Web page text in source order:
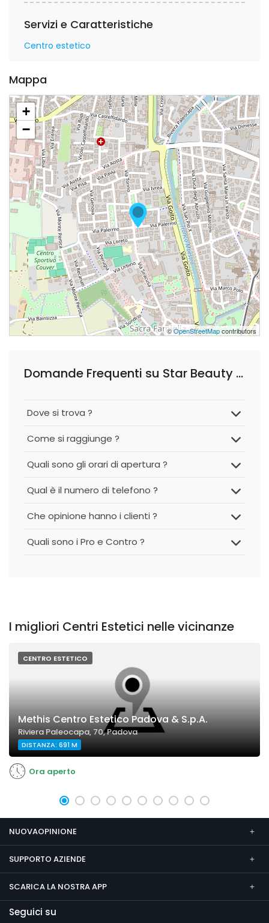
Servizi e Caratteristiche
Centro estetico
Mappa
+
−
©OpenStreetMapcontributors
Domande Frequenti su Star Beauty Center
Dove si trova ?
Come si raggiunge ?
Quali sono gli orari di apertura ?
Qual è il numero di telefono ?
Che opinione hanno i clienti ?
Quali sono i Pro e Contro ?
I migliori Centri Estetici nelle vicinanze
CENTRO ESTETICO
Methis Centro Estetico Padova & S.p.A.
Riviera Paleocapa, 70, Padova
DISTANZA: 691 M
Ora aperto
NUOVAOPINIONE
SUPPORTO AZIENDE
SCARICA LA NOSTRA APP
Seguici su